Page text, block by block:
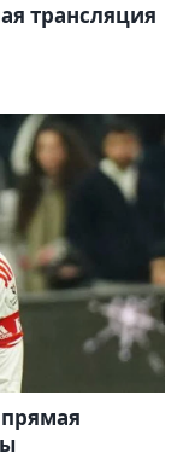
трансляция